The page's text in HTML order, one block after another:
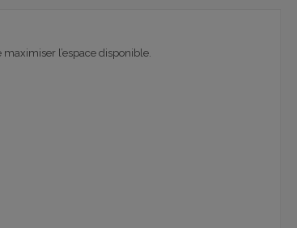
l’espace disponible.